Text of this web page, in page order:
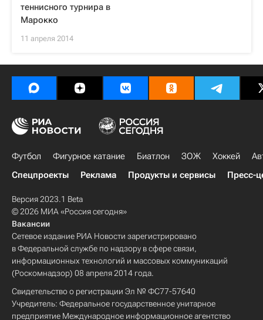
теннисного турнира в
Марокко
11 апреля 2014
Футбол Фигурное катание Биатлон ЗОЖ Хоккей
Спецпроекты
Реклама Продукты и сервисы Пресс-
Версия 2023.1 Beta
© 2026 МИА «Россия сегодня»
Вакансии
Сетевое издание РИА Новости зарегистрировано
в Федеральной службе по надзору в сфере связи,
информационных технологий и массовых коммуникаций
(Роскомнадзор) 08 апреля 2014 года.
Свидетельство о регистрации Эл № ФС77-57640
Учредитель: Федеральное государственное унитарное
предприятие Международное информационное агентство